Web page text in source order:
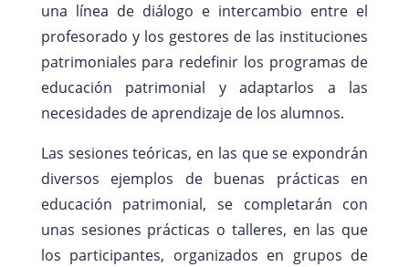
una línea de diálogo e intercambio entre el
profesorado y los gestores de las instituciones
patrimoniales para redefinir los programas de
educación patrimonial y adaptarlos a las
necesidades de aprendizaje de los alumnos.
Las sesiones teóricas, en las que se expondrán
diversos ejemplos de buenas prácticas en
educación patrimonial, se completarán con
unas sesiones prácticas o talleres, en las que
los participantes, organizados en grupos de